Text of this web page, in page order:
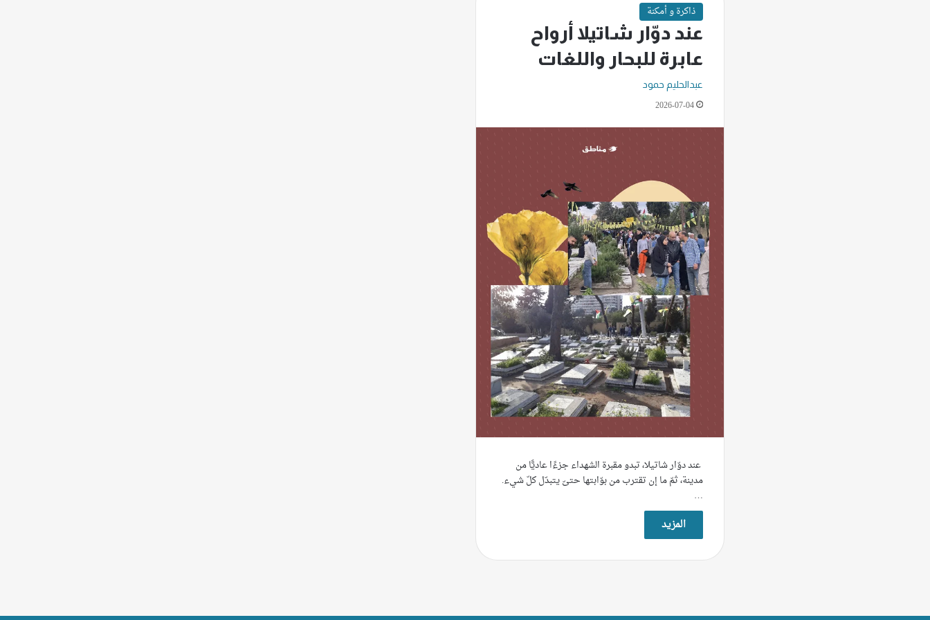
ذاكرة و أمكنة
عند دوّار شاتيلا أرواح
عابرة للبحار واللغات
عبدالحليم حمود
2026-07-04
عند دوّار شاتيلا، تبدو مقبرة الشهداء جزءًا عاديًّا من
مدينة، ثمّ ما إن تقترب من بوّابتها حتىّ يتبدّل كلّ شيء.
…
المزيد